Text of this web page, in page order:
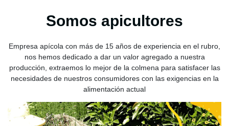
Somos apicultores
Empresa apícola con más de 15 años de experiencia en el rubro,
nos hemos dedicado a dar un valor agregado a nuestra
producción, extraemos lo mejor de la colmena para satisfacer las
necesidades de nuestros consumidores con las exigencias en la
alimentación actual